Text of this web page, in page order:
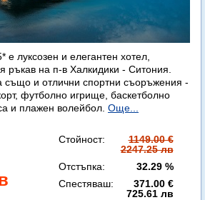
е луксозен и елегантен хотел,
ръкав на п-в Халкидики - Ситония.
също и отлични спортни съоръжения -
футболно игрище, баскетболно
и плажен волейбол. Още...
Стойност:
1149.00 €
2247.25 лв
Отстъпка:
32.29 %
Спестяваш:
371.00 €
725.61 лв